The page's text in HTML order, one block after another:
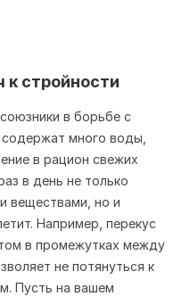
стройности
в борьбе с
много воды,
в рацион свежих
в день не только
веществами, но и
Например, перекус
в промежутках между
не потянуться к
Пусть на вашем